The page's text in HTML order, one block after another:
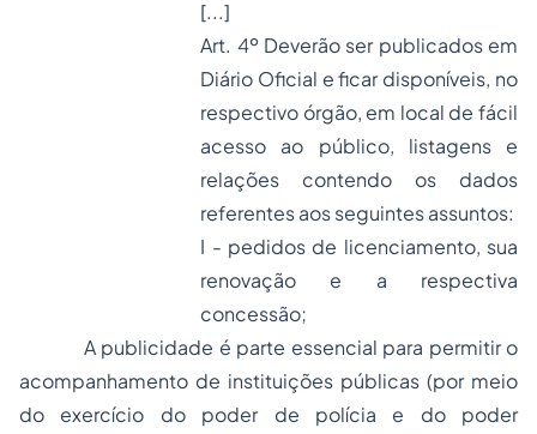
[...]
Art. 4º Deverão ser publicados em
Diário Oficial e ficar disponíveis, no
respectivo órgão, em local de fácil
acesso ao público, listagens e
relações contendo os dados
referentes aos seguintes assuntos:
I - pedidos de licenciamento, sua
renovação e a respectiva
concessão;
A publicidade é parte essencial para permitir o
acompanhamento de instituições públicas (por meio
do exercício do poder de polícia e do poder